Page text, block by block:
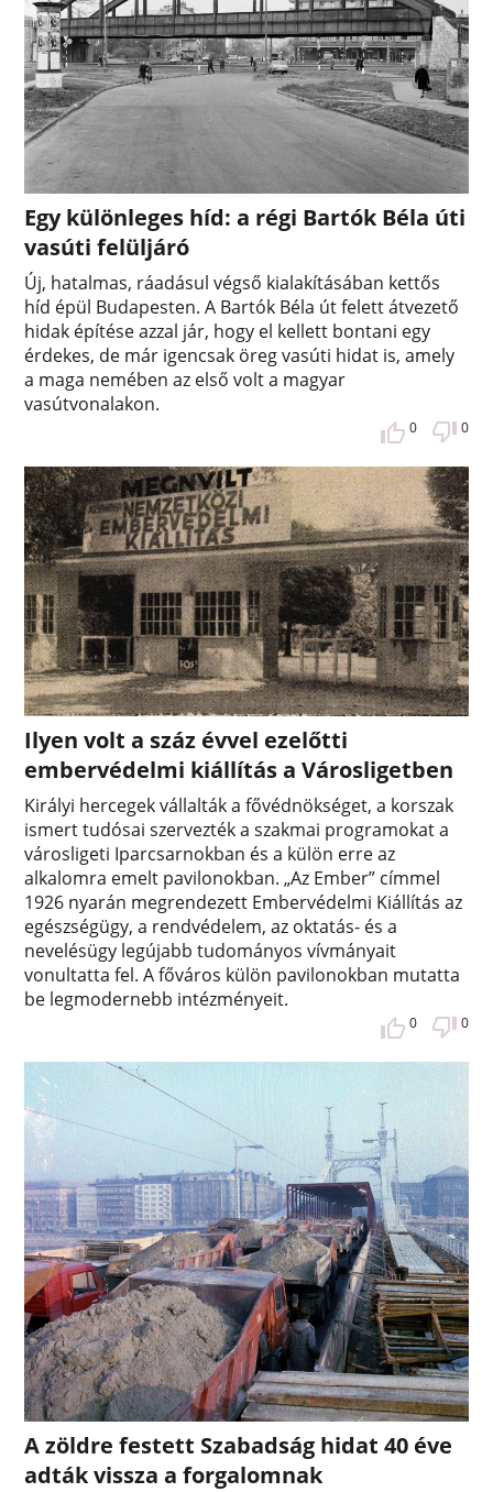
Egy különleges híd: a régi Bartók Béla úti
vasúti felüljáró
Új, hatalmas, ráadásul végső kialakításában kettős
híd épül Budapesten. A Bartók Béla út felett átvezető
hidak építése azzal jár, hogy el kellett bontani egy
érdekes, de már igencsak öreg vasúti hidat is, amely
a maga nemében az első volt a magyar
vasútvonalakon.
0 0
Ilyen volt a száz évvel ezelőtti
embervédelmi kiállítás a Városligetben
Királyi hercegek vállalták a fővédnökséget, a korszak
ismert tudósai szervezték a szakmai programokat a
városligeti Iparcsarnokban és a külön erre az
alkalomra emelt pavilonokban. „Az Ember” címmel
1926 nyarán megrendezett Embervédelmi Kiállítás az
egészségügy, a rendvédelem, az oktatás- és a
nevelésügy legújabb tudományos vívmányait
vonultatta fel. A főváros külön pavilonokban mutatta
be legmodernebb intézményeit.
0 0
A zöldre festett Szabadság hidat 40 éve
adták vissza a forgalomnak